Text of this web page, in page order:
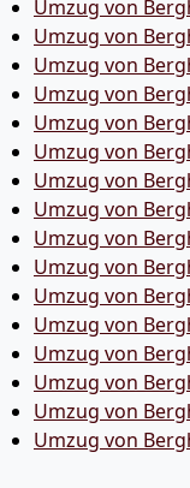
Umzug von
Umzug von
Umzug von
Umzug von
Umzug von
Umzug von
Umzug von
Umzug von
Umzug von
Umzug von
Umzug von
Umzug von
Umzug von
Umzug von
Umzug von
Umzug von